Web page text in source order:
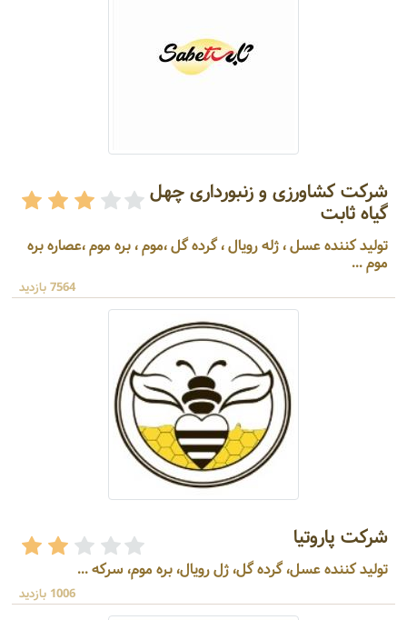
شرکت کشاورزی و زنبورداری چهل
گیاه ثابت
تولید کننده عسل ، ژله رویال ، گرده گل ،موم ، بره موم ،عصاره بره
موم ...
7564 بازدید
شرکت پاروتیا
تولید کننده عسل، گرده گل، ژل رویال، بره موم، سرکه ...
1006 بازدید